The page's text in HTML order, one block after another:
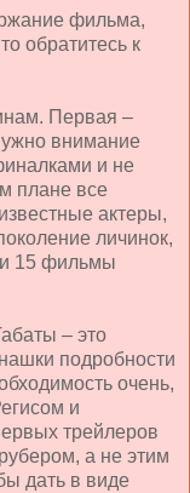
фильма,
обратитесь к
Первая –
внимание
и не
плане все
актеры,
личинок,
и 15 фильмы
– это
подробности
очень,
и
трейлеров
а не этим
дать в виде